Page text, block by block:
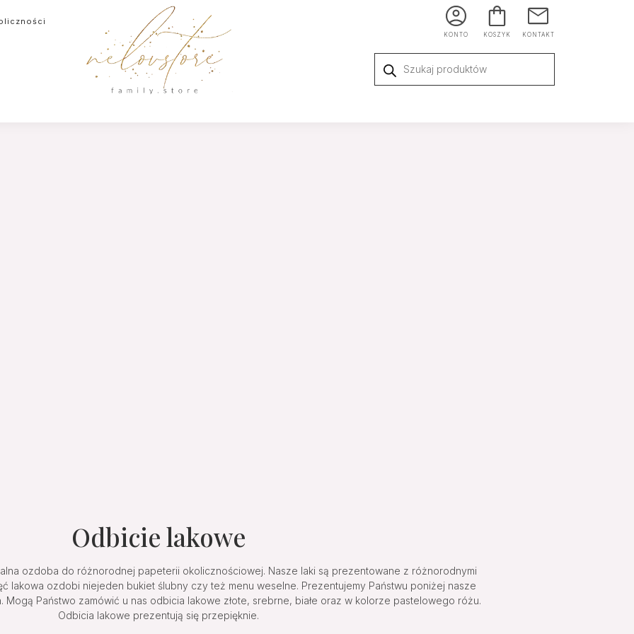
KONTO KOSZYK KONTAKT
produktów
Odbicie lakowe
ozdoba do różnorodnej papeterii okolicznościowej. Nasze laki są prezentowane z różnorodnymi
lakowa ozdobi niejeden bukiet ślubny czy też menu weselne. Prezentujemy Państwu poniżej nasze
Państwo zamówić u nas odbicia lakowe złote, srebrne, białe oraz w kolorze pastelowego różu.
Odbicia lakowe prezentują się przepięknie.